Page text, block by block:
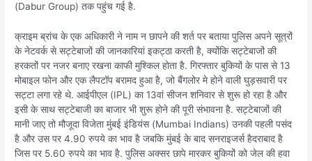
(Dabur Group) तक पहुंच गई है.
क्राइम ब्रांच के एक अधिकारी ने नाम न छापने की शर्त पर बताया पुलिस अपने सूत्रों
के नेटवर्क से सट्टेबाजों की जानकारियां इकट्ठा करती है, क्योंकि सट्टेबाजों की
हरकतों पर नजर बनाए रखना काफी मुश्किल होता है. गिरफ्तार बुकियों के पास से 13
मोबाइल फोन और एक लैपटॉप बरामद हुआ है, जो बैंगलोर मे होने वाली घुड़सवारी पर
सट्टा लगा रहे थे. आईपीएल (IPL) का 13वां सीजन शनिवार से शुरू हो रहा है और
इसी के साथ सट्टेबाजी का बाजार भी शुरू होने की पूरी संभावना है. सट्टेबाजों की
मानी जाए तो मौजूदा विजेता मुंबई इंडियंस (Mumbai Indians) उनकी पहली पसंद
है और उस पर 4.90 रुपये का भाव है जबकि मुंबई के बाद सनराइजर्स हैदराबाद है
जिस पर 5.60 रुपये का भाव है. पुलिस अक्सर छापे मारकर बुकियों को जेल की हवा